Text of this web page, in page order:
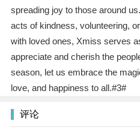
spreading joy to those around
acts of kindness, volunteering,
with loved ones, Xmiss serves
appreciate and cherish the
season, let us embrace the
love, and happiness to all.#3#
评论